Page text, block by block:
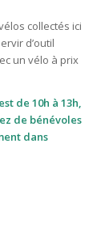
collectés ici
d’outil
un vélo à prix
de 10h à 13h,
de bénévoles
dans